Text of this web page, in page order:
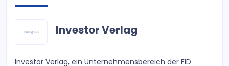
Investor Verlag
Investor Verlag, ein Unternehmensbereich der FID